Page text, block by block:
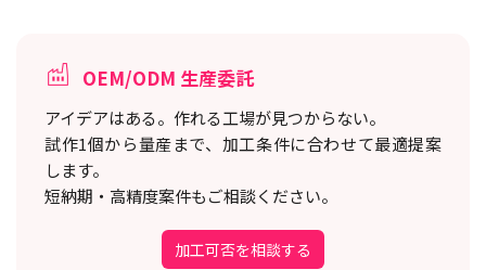
OEM/ODM 生産委託
アイデアはある。作れる工場が見つからない。
試作1個から量産まで、加工条件に合わせて最適提案
します。
短納期・高精度案件もご相談ください。
加工可否を相談する